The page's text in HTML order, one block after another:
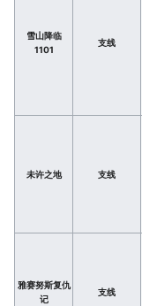
雪山降临
1101
支线
未许之地 支线
雅赛努斯复仇
记
支线